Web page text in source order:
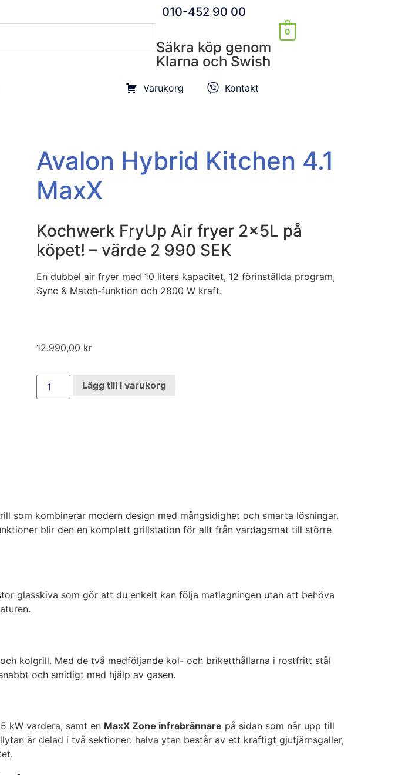
010-452 90 00
0
Säkra köp genom
Klarna och Swish
Varukorg Kontakt
Avalon Hybrid Kitchen 4.1
MaxX
Kochwerk FryUp Air fryer 2x5L på
köpet! – värde 2 990 SEK
En dubbel air fryer med 10 liters kapacitet, 12 förinställda program,
Sync & Match-funktion och 2800 W kraft.
12.990,00 kr
Lägg till i varukorg
som kombinerar modern design med mångsidighet och smarta lösningar.
blir den en komplett grillstation för allt från vardagsmat till större
glasskiva som gör att du enkelt kan följa matlagningen utan att behöva
kolgrill. Med de två medföljande kol- och briketthållarna i rostfritt stål
och smidigt med hjälp av gasen.
kW vardera, samt en MaxX Zone infrabrännare på sidan som når upp till
är delad i två sektioner: halva ytan består av ett kraftigt gjutjärnsgaller,